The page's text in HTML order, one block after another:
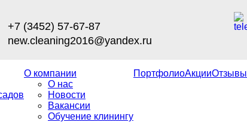
+7 (3452) 57-67-87
new.cleaning2016@yandex.ru
О компании
О нас
Новости
Вакансии
Обучение клинингу
ПортфолиоАкцииОтзывы